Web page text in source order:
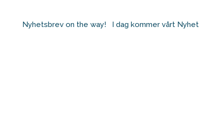
Nyhetsbrev on the way! ⁠ ⁠ I dag kommer vårt Nyhet